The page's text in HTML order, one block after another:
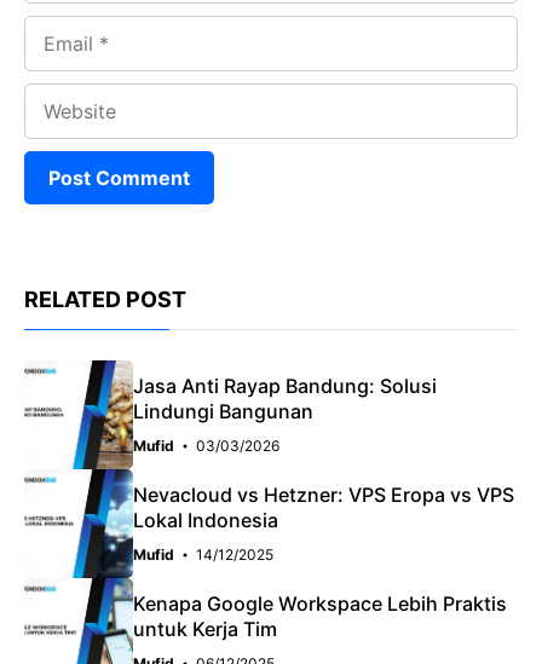
RELATED POST
Jasa Anti Rayap Bandung: Solusi
Lindungi Bangunan
Mufid 03/03/2026
Nevacloud vs Hetzner: VPS Eropa vs VPS
Lokal Indonesia
Mufid 14/12/2025
Kenapa Google Workspace Lebih Praktis
untuk Kerja Tim